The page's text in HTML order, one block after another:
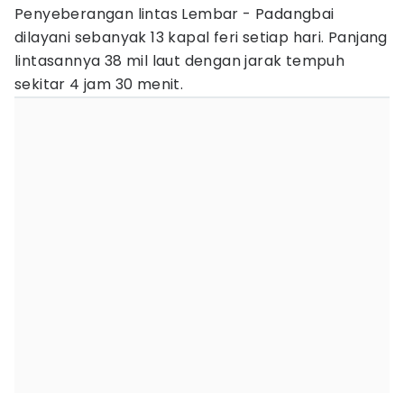
Penyeberangan lintas Lembar - Padangbai
dilayani sebanyak 13 kapal feri setiap hari. Panjang
lintasannya 38 mil laut dengan jarak tempuh
sekitar 4 jam 30 menit.